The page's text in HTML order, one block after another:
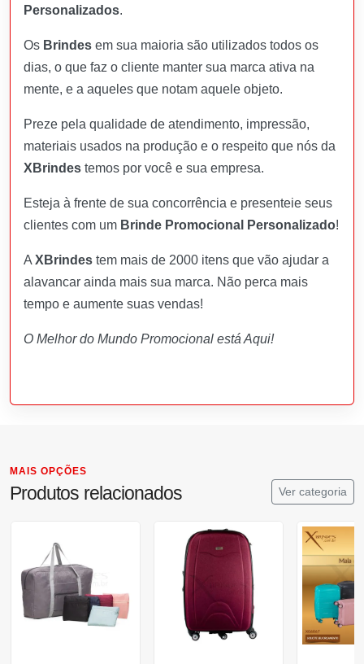
Personalizados.
Os Brindes em sua maioria são utilizados todos os
dias, o que faz o cliente manter sua marca ativa na
mente, e a aqueles que notam aquele objeto.
Preze pela qualidade de atendimento, impressão,
materiais usados na produção e o respeito que nós da
XBrindes temos por você e sua empresa.
Esteja à frente de sua concorrência e presenteie seus
clientes com um Brinde Promocional Personalizado!
A XBrindes tem mais de 2000 itens que vão ajudar a
alavancar ainda mais sua marca. Não perca mais
tempo e aumente suas vendas!
O Melhor do Mundo Promocional está Aqui!
MAIS OPÇÕES
Produtos relacionados Ver categoria